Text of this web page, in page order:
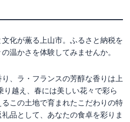
化が薫る上山市。ふるさと納税を
温かさを体験してみませんか。
、ラ・フランスの芳醇な香りは上
り越え、春には美しい花々で彩ら
この土地で育まれたこだわりの特
品として、あなたの食卓を彩りま